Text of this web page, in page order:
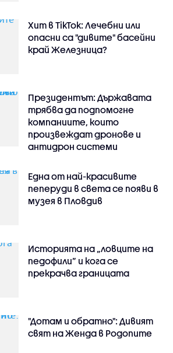
Хит в TikTok: Лечебни или
опасни са "дивите" басейни
край Железница?
Президентът: Държавата
трябва да подпомогне
компаниите, които
произвеждат дронове и
антидрон системи
Една от най-красивите
пеперуди в света се появи в
музея в Пловдив
Историята на „ловците на
педофили” и кога се
прекрачва границата
"Дотам и обратно": Дивият
свят на Женда в Родопите